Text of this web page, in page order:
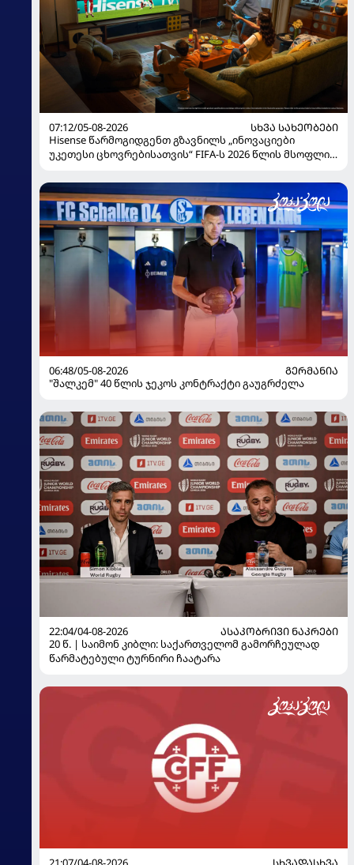
07:12/05-08-2026
ᲡᲮᲕᲐ ᲡᲐᲮᲔᲝᲑᲔᲑᲘ
Hisense წარმოგიდგენთ გზავნილს „ინოვაციები
უკეთესი ცხოვრებისათვის“ FIFA-ს 2026 წლის მსოფლიო
06:48/05-08-2026
ᲒᲔᲠᲛᲐᲜᲘᲐ
"შალკემ" 40 წლის ჯეკოს კონტრაქტი გაუგრძელა
22:04/04-08-2026
ᲐᲡᲐᲙᲝᲑᲠᲘᲕᲘ ᲜᲐᲙᲠᲔᲑᲘ
20 წ. | საიმონ კიბლი: საქართველომ გამორჩეულად
წარმატებული ტურნირი ჩაატარა